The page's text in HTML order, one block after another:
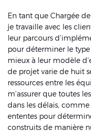
En tant que Chargée
je travaille avec les
leur parcours
pour déterminer le
mieux à leur modèle
de projet varie de huit
ressources entre les
m'assurer que toutes
dans les délais,
ententes pour
construits de manière